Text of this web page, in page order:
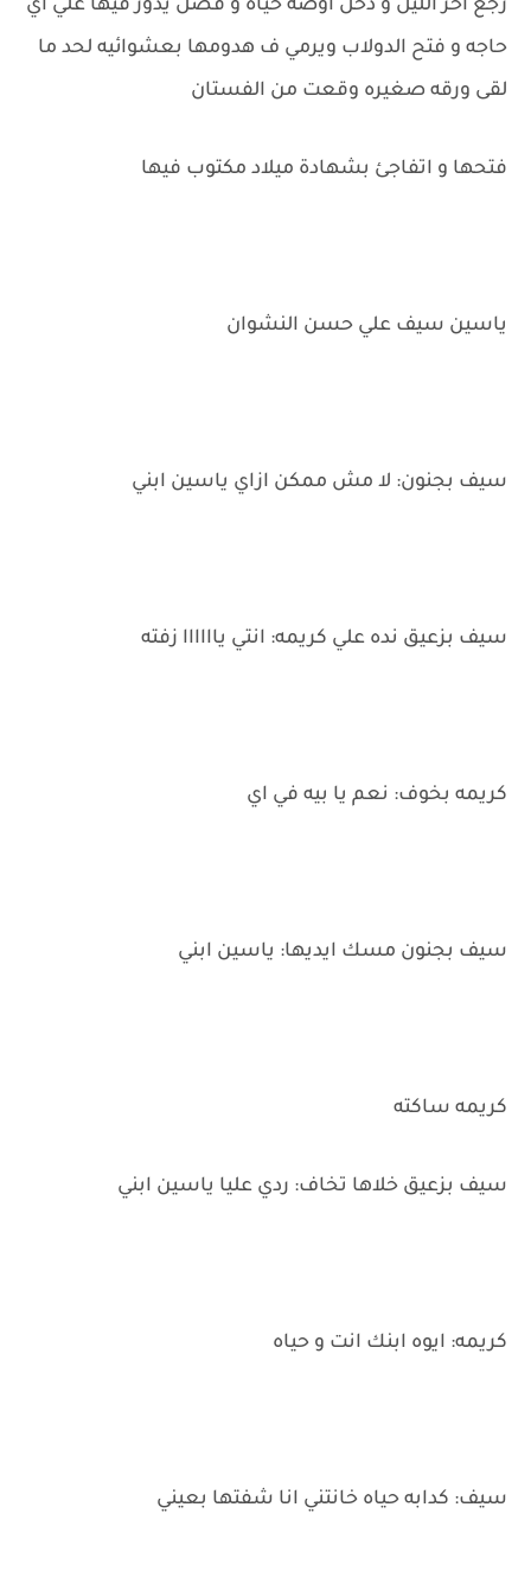
رجع اخر الليل و دخل اوضة حياه و فضل يدور فيها علي اي
حاجه و فتح الدولاب ويرمي ف هدومها بعشوائيه لحد ما
لقى ورقه صغيره وقعت من الفستان
فتحها و اتفاجئ بشهادة ميلاد مكتوب فيها
ياسين سيف علي حسن النشوان
سيف بجنون: لا مش ممكن ازاي ياسين ابني
سيف بزعيق نده علي كريمه: انتي ياااااا زفته
كريمه بخوف: نعم يا بيه في اي
سيف بجنون مسك ايديها: ياسين ابني
كريمه ساكته
سيف بزعيق خلاها تخاف: ردي عليا ياسين ابني
كريمه: ايوه ابنك انت و حياه
سيف: كدابه حياه خانتني انا شفتها بعيني